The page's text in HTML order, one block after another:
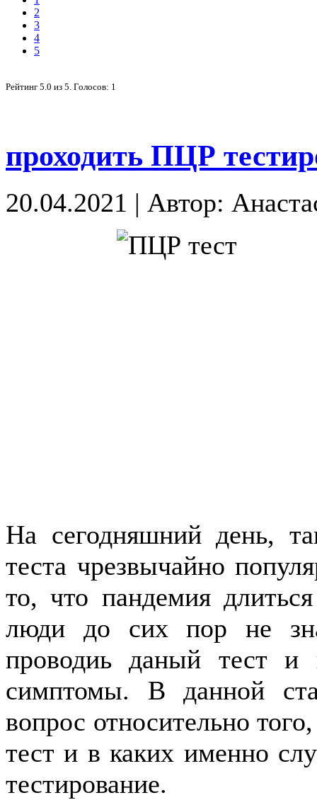
2
3
4
5
Рейтинг 5.0 из 5. Голосов: 1
проходить ПЦР
20.04.2021 | Автор:
На сегодняшний день,
теста чрезвычайно
то, что пандемия
люди до сих пор не
проводиь даный тест и
симптомы. В данной
вопрос относительно
тест и в каких именно
тестирование.